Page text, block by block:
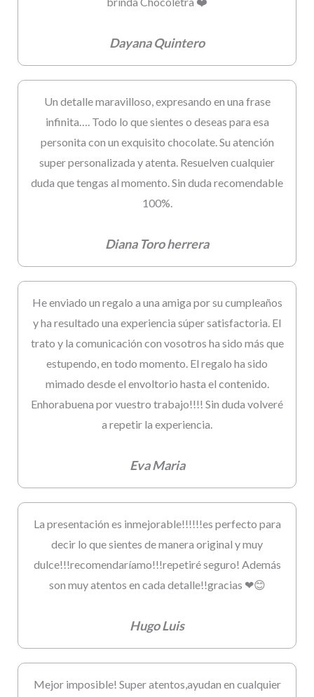
Dayana Quintero
Un detalle maravilloso, expresando en una frase
infinita…. Todo lo que sientes o deseas para esa
personita con un exquisito chocolate. Su atención
super personalizada y atenta. Resuelven cualquier
duda que tengas al momento. Sin duda recomendable
100%.
Diana Toro herrera
He enviado un regalo a una amiga por su cumpleaños
y ha resultado una experiencia súper satisfactoria. El
trato y la comunicación con vosotros ha sido más que
estupendo, en todo momento. El regalo ha sido
mimado desde el envoltorio hasta el contenido.
Enhorabuena por vuestro trabajo!!!! Sin duda volveré
a repetir la experiencia.
Eva Maria
La presentación es inmejorable!!!!!!es perfecto para
decir lo que sientes de manera original y muy
dulce!!!recomendaríamo!!!repetiré seguro! Además
son muy atentos en cada detalle!!gracias ❤😊
Hugo Luis
Mejor imposible! Super atentos,ayudan en cualquier